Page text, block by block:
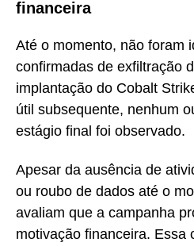
financeira
Até o momento, não foram
confirmadas de exfiltração
implantação do Cobalt
útil subsequente, nenhum
estágio final foi observado.
Apesar da ausência de
ou roubo de dados até o
avaliam que a campanha
motivação financeira. Essa